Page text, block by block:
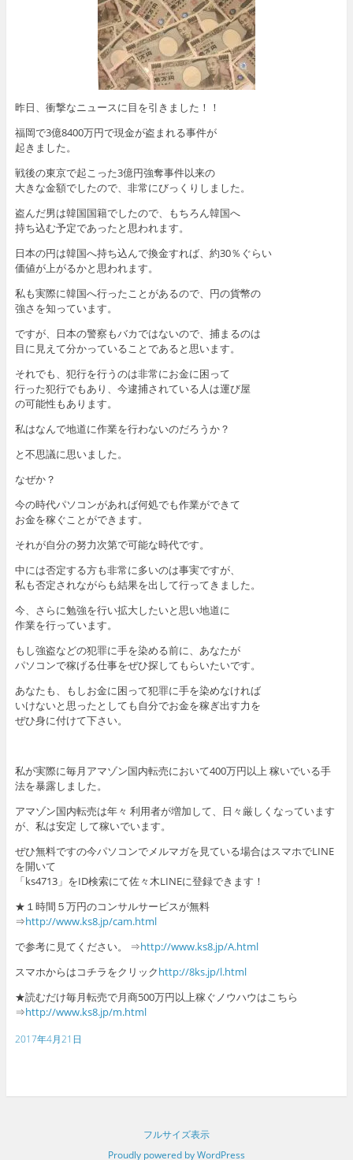
昨日、衝撃なニュースに目を引きました！！
福岡で3億8400万円で現金が盗まれる事件が
起きました。
戦後の東京で起こった3億円強奪事件以来の
大きな金額でしたので、非常にびっくりしました。
盗んだ男は韓国国籍でしたので、もちろん韓国へ
持ち込む予定であったと思われます。
日本の円は韓国へ持ち込んで換金すれば、約30％ぐらい
価値が上がるかと思われます。
私も実際に韓国へ行ったことがあるので、円の貨幣の
強さを知っています。
ですが、日本の警察もバカではないので、捕まるのは
目に見えて分かっていることであると思います。
それでも、犯行を行うのは非常にお金に困って
行った犯行でもあり、今逮捕されている人は運び屋
の可能性もあります。
私はなんで地道に作業を行わないのだろうか？
と不思議に思いました。
なぜか？
今の時代パソコンがあれば何処でも作業ができて
お金を稼ぐことができます。
それが自分の努力次第で可能な時代です。
中には否定する方も非常に多いのは事実ですが、
私も否定されながらも結果を出して行ってきました。
今、さらに勉強を行い拡大したいと思い地道に
作業を行っています。
もし強盗などの犯罪に手を染める前に、あなたが
パソコンで稼げる仕事をぜひ探してもらいたいです。
あなたも、もしお金に困って犯罪に手を染めなければ
いけないと思ったとしても自分でお金を稼ぎ出す力を
ぜひ身に付けて下さい。
私が実際に毎月アマゾン国内転売において400万円以上 稼いでいる手
法を暴露しました。
アマゾン国内転売は年々 利用者が増加して、日々厳しくなっています
が、私は安定 して稼いでいます。
ぜひ無料ですの今パソコンでメルマガを見ている場合はスマホでLINE
を開いて
「ks4713」をID検索にて佐々木LINEに登録できます！
★１時間５万円のコンサルサービスが無料
⇒http://www.ks8.jp/cam.html
で参考に見てください。 ⇒http://www.ks8.jp/A.html
スマホからはコチラをクリックhttp://8ks.jp/l.html
★読むだけ毎月転売で月商500万円以上稼ぐノウハウはこちら
⇒http://www.ks8.jp/m.html
2017年4月21日
フルサイズ表示
Proudly powered by WordPress